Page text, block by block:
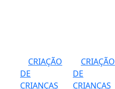
CRIAÇÃO
DE
CRIANÇAS
CRIAÇÃO
DE
CRIANÇAS